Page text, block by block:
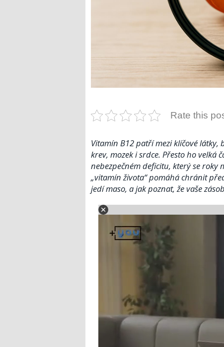
Rate this
Vitamín B12 patří mezi klíčové látky,
krev, mozek i srdce. Přesto ho velká
nebezpečném deficitu, který se roky
„vitamín života“ pomáhá chránit
jedí maso, a jak poznat, že vaše